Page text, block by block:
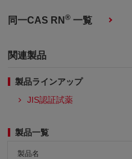
同一CAS RN® 一覧
関連製品
製品ラインアップ
JIS認証試薬
製品一覧
製品名